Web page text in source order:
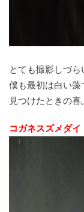
とても撮影しづ
僕も最初は白い
見つけたときの
コガネスズメダイ